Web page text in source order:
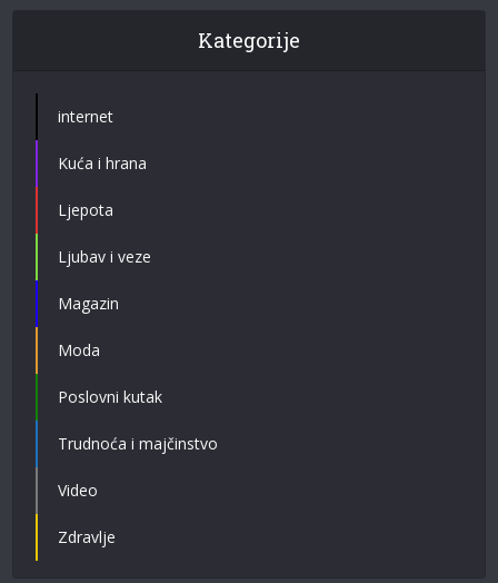
Kategorije
internet
Kuća i hrana
Ljepota
Ljubav i veze
Magazin
Moda
Poslovni kutak
Trudnoća i majčinstvo
Video
Zdravlje